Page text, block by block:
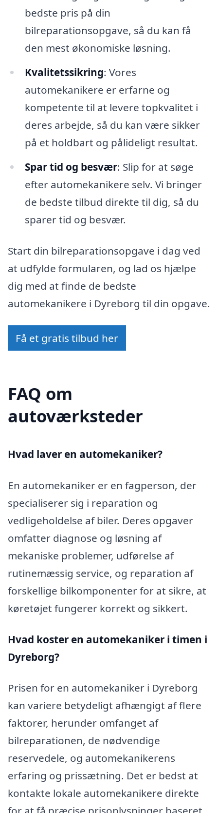
bedste pris på din
bilreparationsopgave, så du kan få
den mest økonomiske løsning.
Kvalitetssikring: Vores
automekanikere er erfarne og
kompetente til at levere topkvalitet i
deres arbejde, så du kan være sikker
på et holdbart og pålideligt resultat.
Spar tid og besvær: Slip for at søge
efter automekanikere selv. Vi bringer
de bedste tilbud direkte til dig, så du
sparer tid og besvær.
Start din bilreparationsopgave i dag ved
at udfylde formularen, og lad os hjælpe
dig med at finde de bedste
automekanikere i Dyreborg til din opgave.
Få et gratis tilbud her
FAQ om
autoværksteder
Hvad laver en automekaniker?
En automekaniker er en fagperson, der
specialiserer sig i reparation og
vedligeholdelse af biler. Deres opgaver
omfatter diagnose og løsning af
mekaniske problemer, udførelse af
rutinemæssig service, og reparation af
forskellige bilkomponenter for at sikre, at
køretøjet fungerer korrekt og sikkert.
Hvad koster en automekaniker i timen i
Dyreborg?
Prisen for en automekaniker i Dyreborg
kan variere betydeligt afhængigt af flere
faktorer, herunder omfanget af
bilreparationen, de nødvendige
reservedele, og automekanikerens
erfaring og prissætning. Det er bedst at
kontakte lokale automekanikere direkte